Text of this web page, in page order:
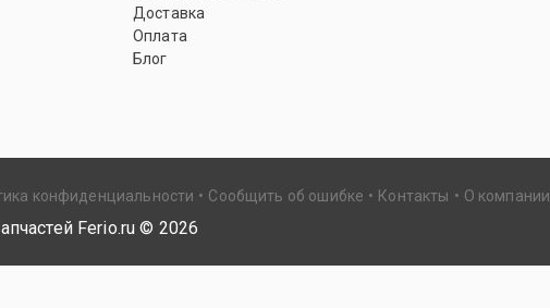
Доставка
Оплата
Блог
конфиденциальности Сообщить об ошибке Контакты О компании
Ferio.ru © 2026